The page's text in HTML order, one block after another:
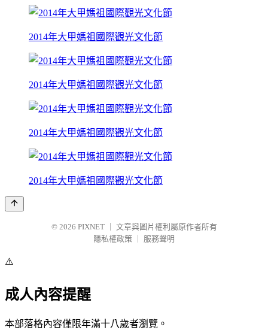
2014年大甲媽祖國際觀光文化節
2014年大甲媽祖國際觀光文化節
2014年大甲媽祖國際觀光文化節
2014年大甲媽祖國際觀光文化節
© 2026 PIXNET
文章與圖片權利屬原作者所有
隱私權政策
服務聲明
⚠️
成人內容提醒
本部落格內容僅限年滿十八歲者瀏覽。